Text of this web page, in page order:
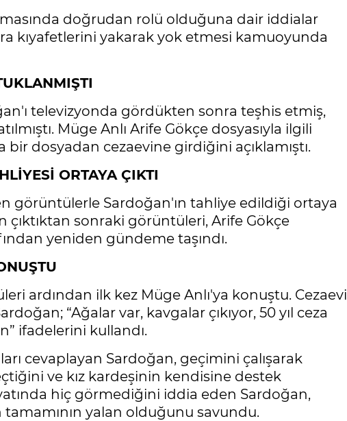
doğrudan rolü olduğuna dair iddialar
kıyafetlerini yakarak yok etmesi kamuoyunda
televizyonda gördükten sonra teşhis etmiş,
Müge Anlı Arife Gökçe dosyasıyla ilgili
bir dosyadan cezaevine girdiğini açıklamıştı.
ORTAYA ÇIKTI
görüntülerle Sardoğan'ın tahliye edildiği ortaya
çıktıktan sonraki görüntüleri, Arife Gökçe
yeniden gündeme taşındı.
ardından ilk kez Müge Anlı'ya konuştu. Cezaevi
“Ağalar var, kavgalar çıkıyor, 50 yıl ceza
ifadelerini kullandı.
cevaplayan Sardoğan, geçimini çalışarak
ve kız kardeşinin kendisine destek
hiç görmediğini iddia eden Sardoğan,
tamamının yalan olduğunu savundu.